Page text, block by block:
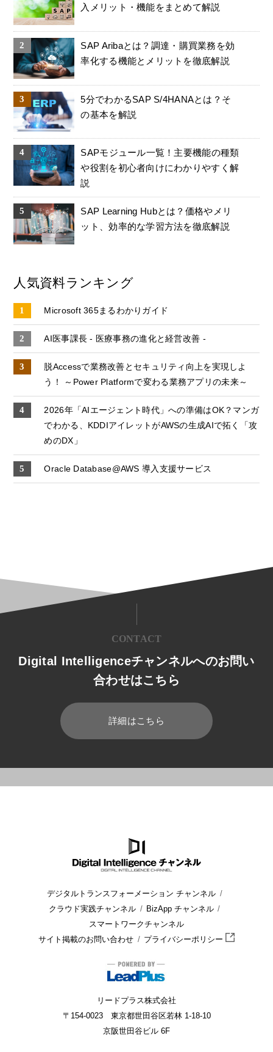
入メリット・機能をまとめて解説
SAP Aribaとは？調達・購買業務を効
率化する機能とメリットを徹底解説
5分でわかるSAP S/4HANAとは？そ
の基本を解説
SAPモジュール一覧！主要機能の種類
や役割を初心者向けにわかりやすく解
説
SAP Learning Hubとは？価格やメリ
ット、効率的な学習方法を徹底解説
人気資料ランキング
Microsoft 365まるわかりガイド
AI医事課長 - 医療事務の進化と経営改善 -
脱Accessで業務改善とセキュリティ向上を実現しよ
う！ ～Power Platformで変わる業務アプリの未来～
2026年「AIエージェント時代」への準備はOK？マンガ
でわかる、KDDIアイレットがAWSの生成AIで拓く「攻
めのDX」
Oracle Database@AWS 導入支援サービス
CONTACT
Digital Intelligenceチャンネルへのお問い
合わせはこちら
詳細はこちら
デジタルトランスフォーメーション チャンネル
クラウド実践チャンネル
BizApp チャンネル
スマートワークチャンネル
サイト掲載のお問い合わせ
プライバシーポリシー
リードプラス株式会社
〒154-0023 東京都世田谷区若林 1-18-10
京阪世田谷ビル 6F